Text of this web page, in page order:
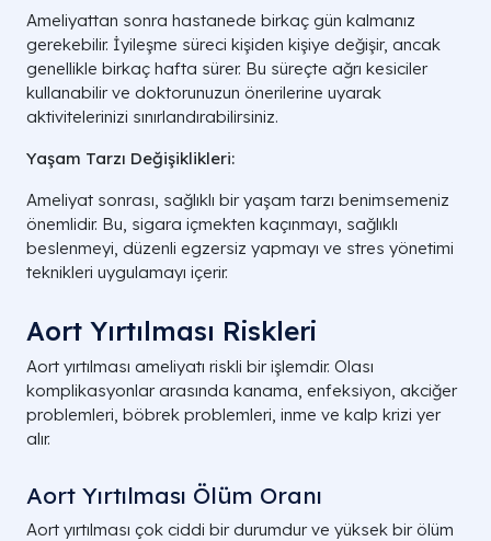
Ameliyattan sonra hastanede birkaç gün kalmanız
gerekebilir. İyileşme süreci kişiden kişiye değişir, ancak
genellikle birkaç hafta sürer. Bu süreçte ağrı kesiciler
kullanabilir ve doktorunuzun önerilerine uyarak
aktivitelerinizi sınırlandırabilirsiniz.
Yaşam Tarzı Değişiklikleri:
Ameliyat sonrası, sağlıklı bir yaşam tarzı benimsemeniz
önemlidir. Bu, sigara içmekten kaçınmayı, sağlıklı
beslenmeyi, düzenli egzersiz yapmayı ve stres yönetimi
teknikleri uygulamayı içerir.
Aort Yırtılması Riskleri
Aort yırtılması ameliyatı riskli bir işlemdir. Olası
komplikasyonlar arasında kanama, enfeksiyon, akciğer
problemleri, böbrek problemleri, inme ve kalp krizi yer
alır.
Aort Yırtılması Ölüm Oranı
Aort yırtılması çok ciddi bir durumdur ve yüksek bir ölüm